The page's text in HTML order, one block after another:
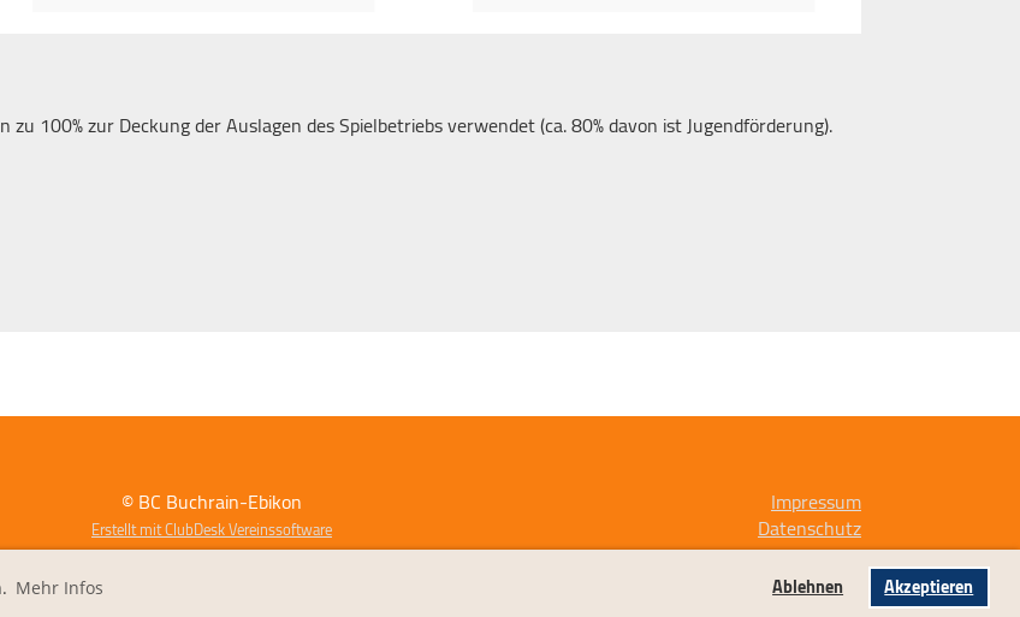
Mehr Infos Ablehnen Akzeptieren
100% zur Deckung der Auslagen des Spielbetriebs verwendet (ca. 80% davon ist Jugendförderung).
© BC Buchrain-Ebikon
Erstellt mit ClubDesk Vereinssoftware
Impressum
Datenschutz